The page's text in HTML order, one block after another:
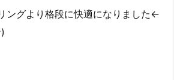
ングより格段に快適になりました←